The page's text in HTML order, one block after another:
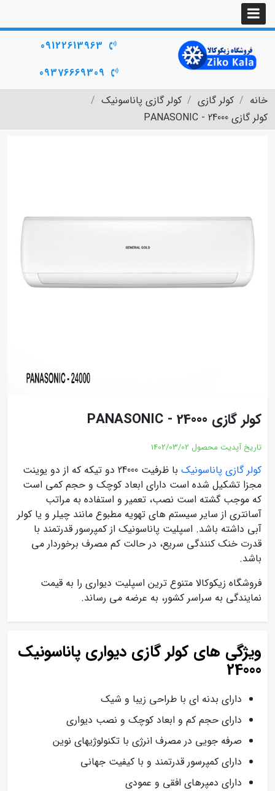
09122613963
09376669309
خانه
کولر گازی
کولر گازی پاناسونیک
کولر گازی PANASONIC - 24000
کولر گازی PANASONIC - 24000
تاریخ آپدیت محصول 1402/03/02
کولر گازی پاناسونیک
با ظرفیت 24000 دو تیکه که از دو یوینت
مجزا تشکیل شده است دارای ابعاد کوچک و حجم کمی است
که موجب گشته است نصب، تعمیر و استفاده به مراتب
آسانتری از سایر سیستم های تهویه مطبوع مانند چیلر و یا کولر
آبی داشته باشد. اسپلیت پاناسونیک از کمپرسور قدرتمند با
قدرت خنک کنندگی سریع، در حالت کم مصرف برخوردار می
باشد.
فروشگاه زیکوکالا متنوع ترین اسپلیت دیواری را به قیمت
نمایندگی به سراسر کشور، به عرضه می رساند.
ویژگی های کولر گازی دیواری پاناسونیک
24000
دارای بدنه ای با طراحی زیبا و شیک
دارای حجم کم و ابعاد کوچک و نصب دیواری
صرفه جویی در مصرف انرژی با تکنولوژیهای نوین
دارای کمپرسور قدرتمند و با کیفیت جهانی
دارای دمپرهای افقی و عمودی